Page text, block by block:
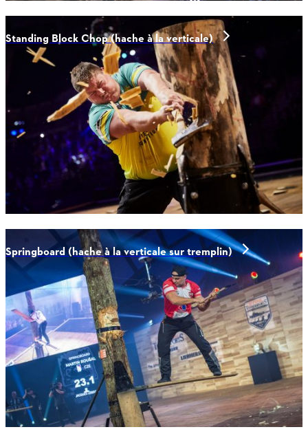
Standing Block Chop (hache à la verticale)
Springboard (hache à la verticale sur tremplin)
Disciplines de sciage